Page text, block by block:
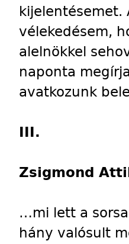
kijelentésemet.
vélekedésem,
alelnökkel
naponta
avatkozunk
III.
Zsigmond
…mi lett a
hány valósult